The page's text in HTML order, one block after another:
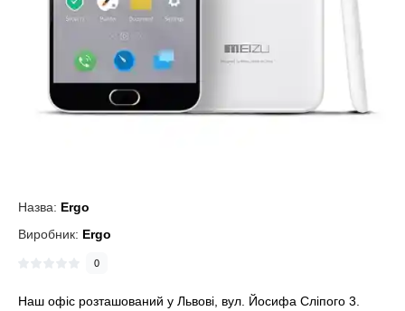
Назва: Ergo
Виробник: Ergo
0
Наш офіс розташований у Львові, вул. Йосифа Сліпого 3.